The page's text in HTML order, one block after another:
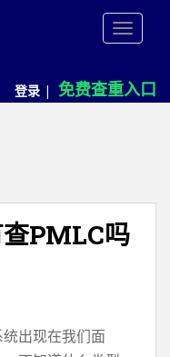
登录 | 免费查重入口
PMLC吗
出现在我们面